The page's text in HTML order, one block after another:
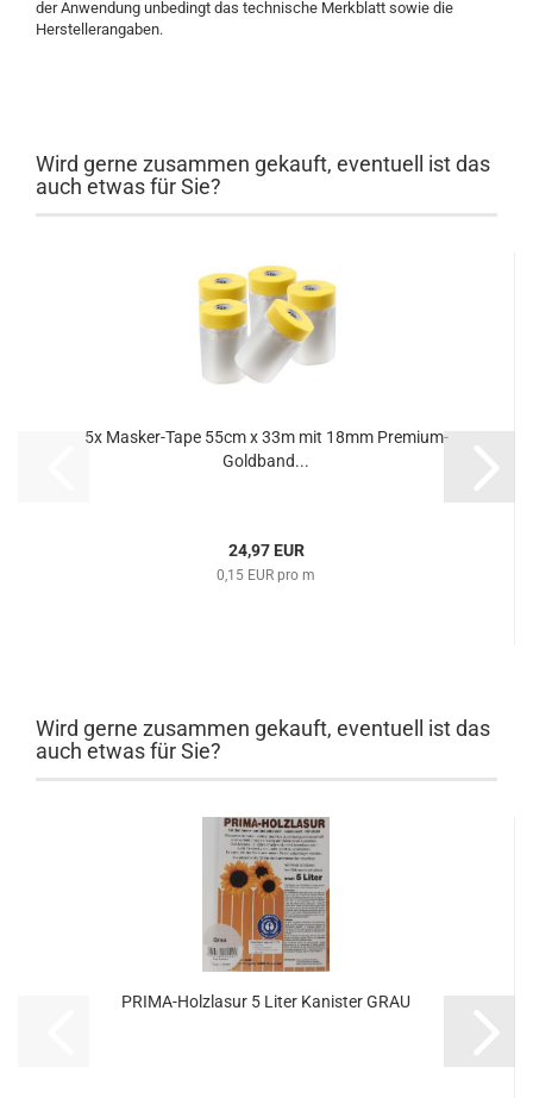
der Anwendung unbedingt das technische Merkblatt sowie die
Herstellerangaben.
Wird gerne zusammen gekauft, eventuell ist das
auch etwas für Sie?
5x Masker-Tape 55cm x 33m mit 18mm Premium-
Goldband...
24,97 EUR
0,15 EUR pro m
Wird gerne zusammen gekauft, eventuell ist das
auch etwas für Sie?
PRIMA-Holzlasur 5 Liter Kanister GRAU